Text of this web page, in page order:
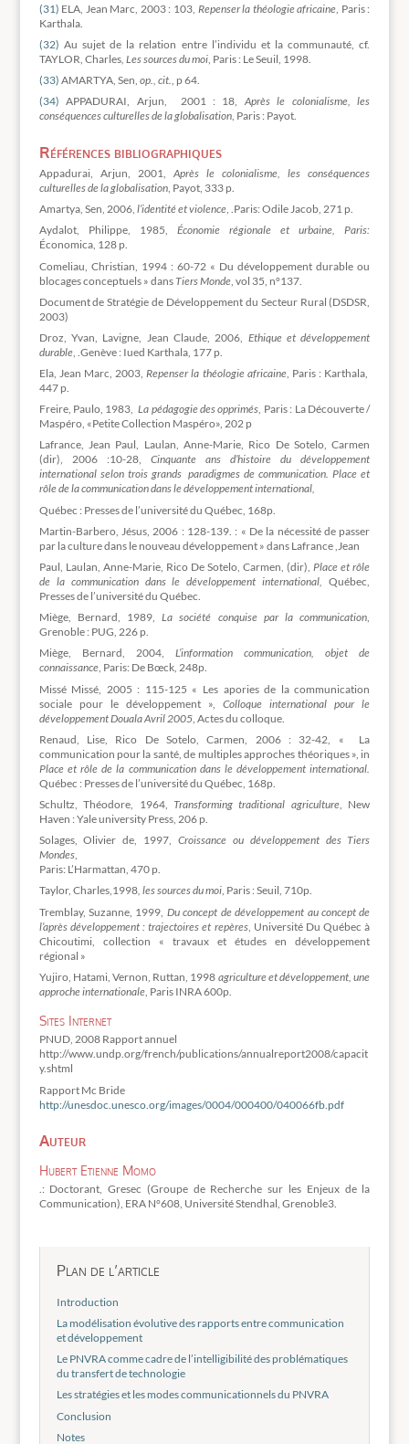
(31) ELA, Jean Marc, 2003 : 103, Repenser la théologie africaine , Paris :
Karthala.
(32) Au sujet de la relation entre l’individu et la communauté, cf.
TAYLOR, Charles, Les sources du moi, Paris : Le Seuil, 1998.
(33) AMARTYA, Sen, op., cit., p 64.
(34) APPADURAI, Arjun, 2001 : 18, Après le colonialisme, les
conséquences culturelles de la globalisation, Paris : Payot.
Références bibliographiques
Appadurai, Arjun, 2001, Après le colonialisme, les conséquences
culturelles de la globalisation, Payot, 333 p.
Amartya, Sen, 2006, l’identité et violence, .Paris: Odile Jacob, 271 p.
Aydalot, Philippe, 1985, Économie régionale et urbaine, Paris:
Économica, 128 p.
Comeliau, Christian, 1994 : 60-72 « Du développement durable ou
blocages conceptuels » dansTiers Monde, vol 35, n°137.
Document de Stratégie de Développement du Secteur Rural (DSDSR,
2003)
Droz, Yvan, Lavigne, Jean Claude, 2006, Ethique et développement
durable, .Genève : Iued Karthala, 177 p.
Ela, Jean Marc, 2003,Repenser la théologie africaine, Paris : Karthala,
447 p.
Freire, Paulo, 1983,La pédagogie des opprimés, Paris : La Découverte /
Maspéro, «Petite Collection Maspéro», 202 p
Lafrance, Jean Paul, Laulan, Anne-Marie, Rico De Sotelo, Carmen
(dir), 2006 :10-28, Cinquante ans d’histoire du développement
international selon trois grands paradigmes de communication. Place et
rôle de la communication dans le développement international,
Québec : Presses de l’université du Québec, 168p.
Martin-Barbero, Jésus, 2006 : 128-139. : « De la nécessité de passer
par la culture dans le nouveau développement » dans Lafrance ,Jean
Paul, Laulan, Anne-Marie, Rico De Sotelo, Carmen, (dir),Place et rôle
de la communication dans le développement international,Québec,
Presses de l’université du Québec.
Miège, Bernard, 1989,La société conquise par la communication,
Grenoble : PUG, 226 p.
Miège, Bernard, 2004, L’information communication, objet de
connaissance, Paris: De Bœck, 248p.
Missé Missé, 2005 : 115-125 « Les apories de la communication
sociale pour le développement »,Colloque international pour le
développement Douala Avril 2005, Actes du colloque.
Renaud, Lise, Rico De Sotelo, Carmen, 2006 : 32-42, « La
communication pour la santé, de multiples approches théoriques », in
Place et rôle de la communication dans le développement international.
Québec : Presses de l’université du Québec, 168p.
Schultz, Théodore, 1964, Transforming traditional agriculture, New
Haven : Yale university Press, 206 p.
Solages, Olivier de, 1997, Croissance ou développement des Tiers
Mondes,
Paris: L’Harmattan, 470 p.
Taylor, Charles,1998, les sources du moi, Paris : Seuil, 710p.
Tremblay, Suzanne, 1999, Du concept de développement au concept de
l’après développement : trajectoires et repères, Université Du Québec à
Chicoutimi, collection « travaux et études en développement
régional »
Yujiro, Hatami, Vernon, Ruttan, 1998 agriculture et développement, une
approche internationale, Paris INRA 600p.
Sites Internet
PNUD, 2008 Rapport annuel
http://www.undp.org/french/publications/annualreport2008/capacit
y.shtml
Rapport Mc Bride
http://unesdoc.unesco.org/images/0004/000400/040066fb.pdf
Auteur
Hubert Etienne Momo
.: Doctorant, Gresec (Groupe de Recherche sur les Enjeux de la
Communication), ERA N°608, Université Stendhal, Grenoble3.
Plan de l’article
Introduction
La modélisation évolutive des rapports entre communication
et développement
Le PNVRA comme cadre de l’intelligibilité des problématiques
du transfert de technologie
Les stratégies et les modes communicationnels du PNVRA
Conclusion
Notes